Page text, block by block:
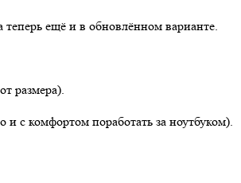
ещё и в обновлённом варианте.
размера).
с комфортом поработать за ноутбуком).